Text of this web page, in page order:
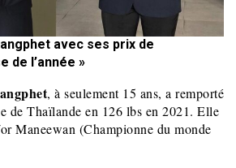
avec ses prix de
de l’année »
, à seulement 15 ans, a remporté
de Thaïlande en 126 lbs en 2021. Elle
Maneewan (Championne du monde